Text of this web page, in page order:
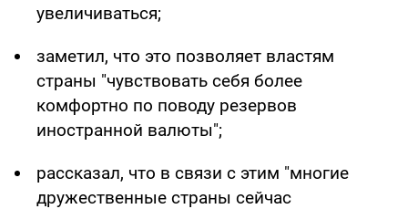
увеличиваться;
заметил, что это позволяет властям
страны "чувствовать себя более
комфортно по поводу резервов
иностранной валюты";
рассказал, что в связи с этим "многие
дружественные страны сейчас